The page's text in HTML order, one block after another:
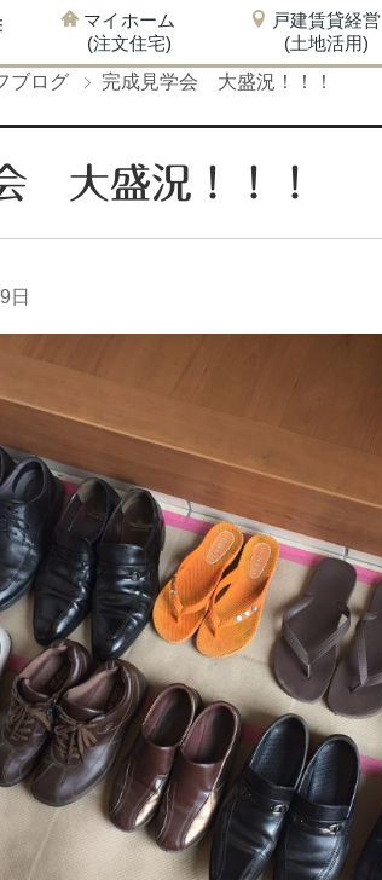
マイホーム
(注文住宅)
戸建賃貸経営
(土地活用)
ブログ 完成見学会 大盛況！！！
大盛況！！！
日